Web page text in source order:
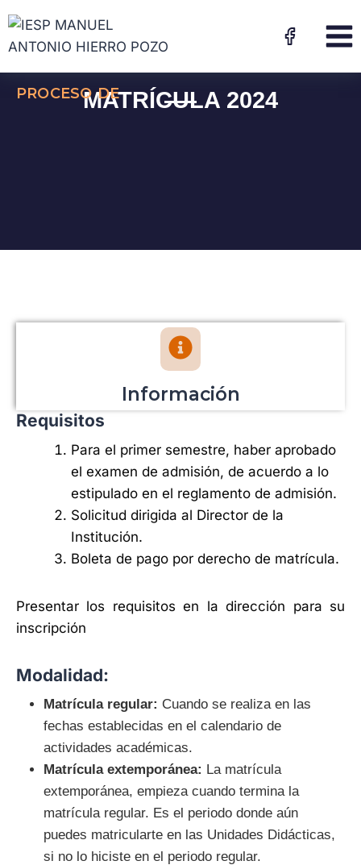
MATRÍCULA 2024
PROCESO DE
Información
Requisitos
Para el primer semestre, haber aprobado
el examen de admisión, de acuerdo a lo
estipulado en el reglamento de admisión.
Solicitud dirigida al Director de la
Institución.
Boleta de pago por derecho de matrícula.
Presentar los requisitos en la dirección para su
inscripción
Modalidad:
Matrícula regular: Cuando se realiza en las
fechas establecidas en el calendario de
actividades académicas.
Matrícula extemporánea: La matrícula
extemporánea, empieza cuando termina la
matrícula regular. Es el periodo donde aún
puedes matricularte en las Unidades Didácticas,
si no lo hiciste en el periodo regular.